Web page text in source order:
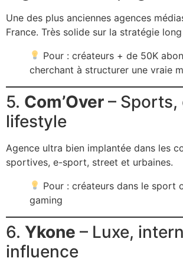
Une des plus anciennes agences
France. Très solide sur la stratégie
Pour : créateurs + de 50K
cherchant à structurer une vraie
5. Com’Over – Sports,
lifestyle
Agence ultra bien implantée dans les
sportives, e-sport, street et urbaines.
Pour : créateurs dans le sport
gaming
6. Ykone – Luxe,
influence